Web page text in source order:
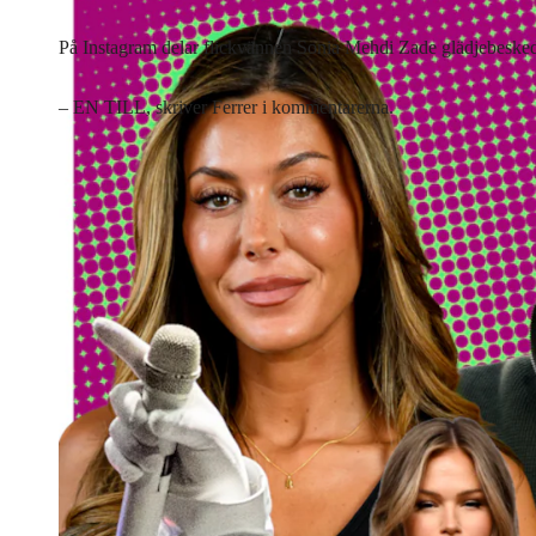
På Instagram delar flickvännen Sonia Mehdi Zade
– EN TILL, skriver Ferrer i kommentarerna.
Lyssna på artikeln
2 min